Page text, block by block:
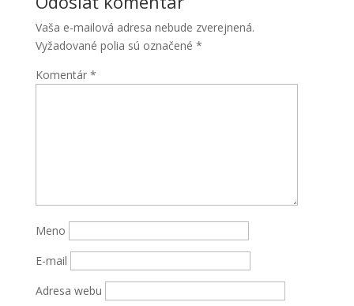
Vaša e-mailová adresa nebude zverejnená.
Vyžadované polia sú označené *
Komentár *
Meno
E-mail
Adresa webu